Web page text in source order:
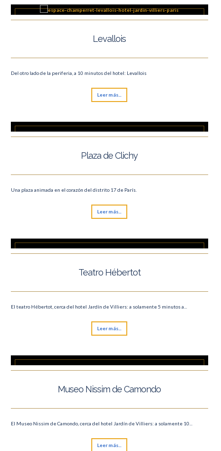
Levallois
Del otro lado de la periferia, a 10 minutos del hotel: Levallois
Leer más...
Plaza de Clichy
Una plaza animada en el corazón del distrito 17 de París.
Leer más...
Teatro Hébertot
El teatro Hébertot, cerca del hotel Jardín de Villiers: a solamente 5 minutos a...
Leer más...
Museo Nissim de Camondo
El Museo Nissim de Camondo, cerca del hotel Jardín de Villiers: a solamente 10...
Leer más...